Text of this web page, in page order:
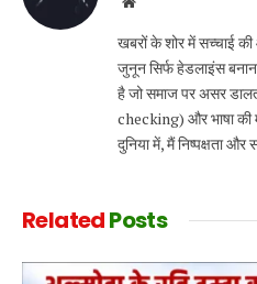
खबरों के शोर में सच्चाई
जुनून सिर्फ हेडलाइंस
है जो समाज पर असर
checking) और भाषा की
दुनिया में, मैं निष्पक्षता
RelatedPosts